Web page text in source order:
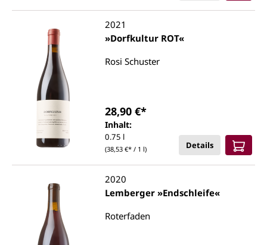
2021
»Dorfkultur ROT«
Rosi Schuster
Inhalt:
0.75 l
(38,53 €* / 1 l)
28,90 €*
Details
2020
Lemberger »Endschleife«
Roterfaden